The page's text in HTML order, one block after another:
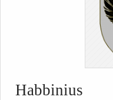
Habbinius